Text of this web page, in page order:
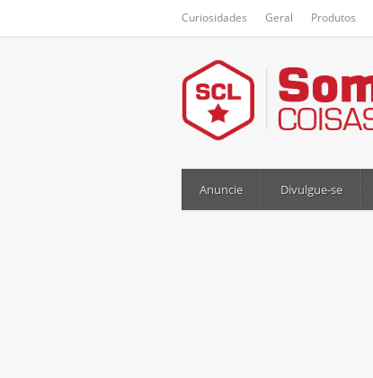
Curiosidades Geral Produtos
Anuncie Divulgue-se